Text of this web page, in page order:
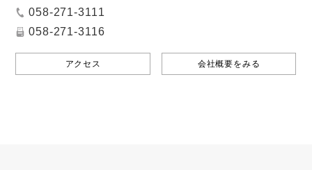
058-271-3111
058-271-3116
アクセス 会社概要をみる